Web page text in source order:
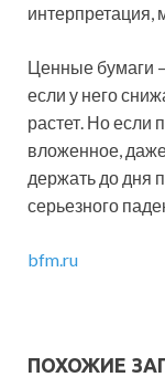
интерпретация,
Ценные бумаги
если у него
растет. Но если
вложенное,
держать до дня
серьезного
bfm.ru
ПОХОЖИЕ